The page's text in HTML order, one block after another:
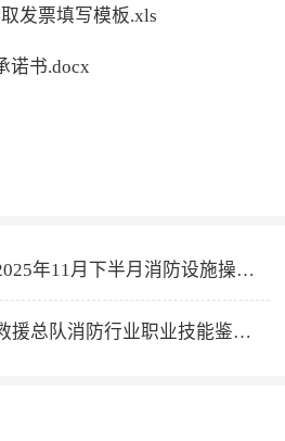
发票填写模板.xls
诺书.docx
月下半月消防设施操作员职业技能鉴定公告
技能鉴定站2025年11月下半月批次消防设施操作员职业技能鉴定公告